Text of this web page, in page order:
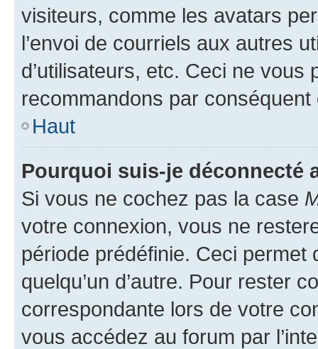
visiteurs, comme les avatars
l’envoi de courriels aux autres
d’utilisateurs, etc. Ceci ne vous
recommandons par conséquent
Haut
Pourquoi suis-je déconnecté
Si vous ne cochez pas la case
votre connexion, vous ne
période prédéfinie. Ceci permet
quelqu’un d’autre. Pour rester
correspondante lors de votre
vous accédez au forum par